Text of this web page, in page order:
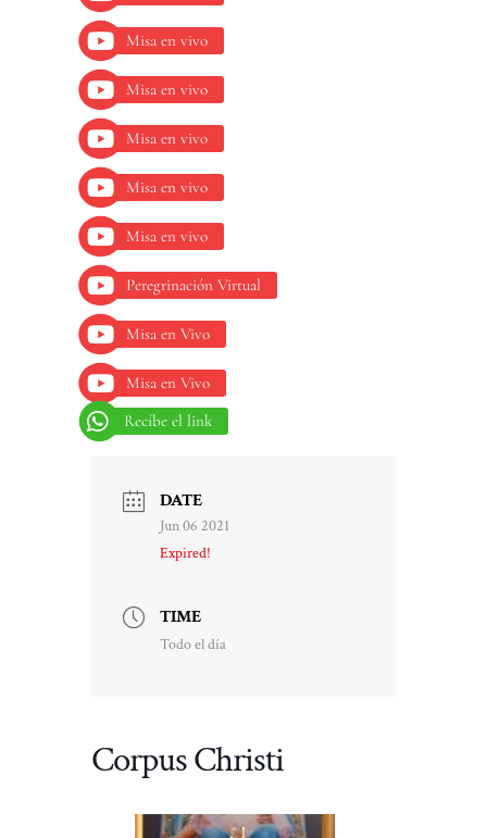
Misa en vivo
Misa en vivo
Misa en vivo
Misa en vivo
Misa en vivo
Peregrinación Virtual
Misa en Vivo
Misa en Vivo
Recíbe el link
DATE
Jun 06 2021
Expired!
TIME
Todo el día
Corpus Christi